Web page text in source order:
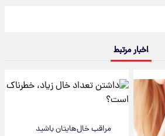
اخبار مرتبط
مراقب خال‌هایتان باشید